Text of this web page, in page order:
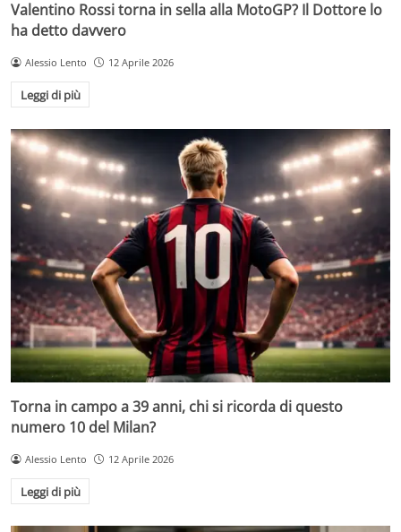
Valentino Rossi torna in sella alla MotoGP? Il Dottore lo
ha detto davvero
Alessio Lento 12 Aprile 2026
Leggi di più
Torna in campo a 39 anni, chi si ricorda di questo
numero 10 del Milan?
Alessio Lento 12 Aprile 2026
Leggi di più